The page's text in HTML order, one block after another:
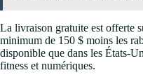
La livraison gratuite est offerte
minimum de 150 $ moins les
disponible que dans les États-
fitness et numériques.